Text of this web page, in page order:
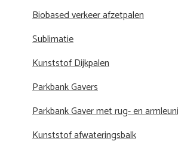
Biobased verkeer afzetpalen
Sublimatie
Kunststof Dijkpalen
Parkbank Gavers
Parkbank Gaver met rug- en
Kunststof afwateringsbalk